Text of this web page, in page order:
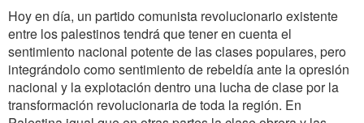
Hoy en día, un partido comunista revolucionario existente
entre los palestinos tendrá que tener en cuenta el
sentimiento nacional potente de las clases populares, pero
integrándolo como sentimiento de rebeldía ante la opresión
nacional y la explotación dentro una lucha de clase por la
transformación revolucionaria de toda la región. En